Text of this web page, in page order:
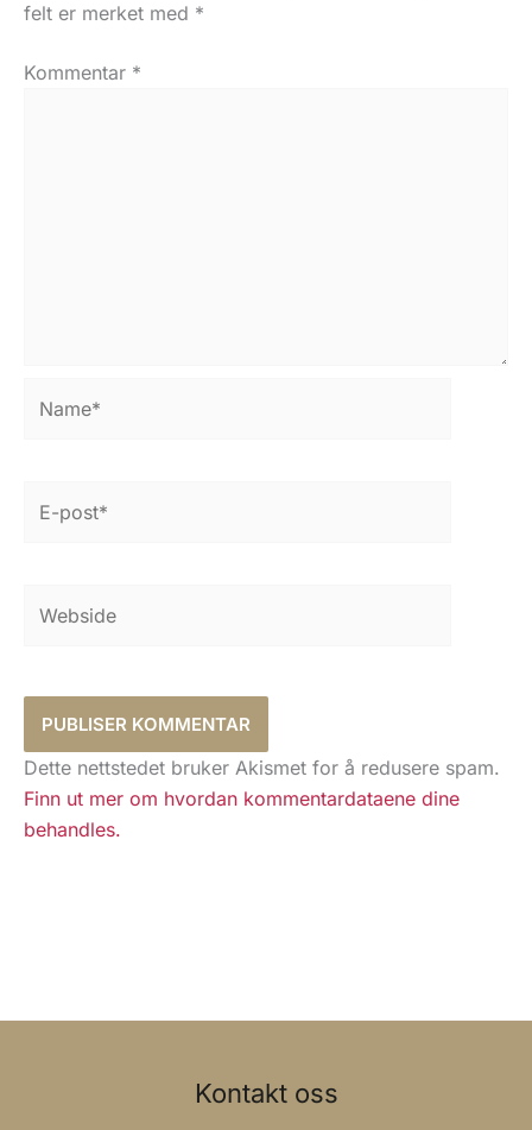
felt er merket med *
Kommentar *
post*
Dette nettstedet bruker Akismet for å redusere spam.
Finn ut mer om hvordan kommentardataene dine
behandles.
Kontakt oss